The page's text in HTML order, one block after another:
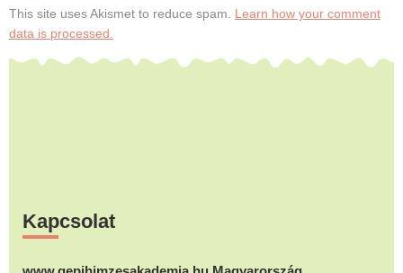
This site uses Akismet to reduce spam. Learn how your comment
data is processed.
Kapcsolat